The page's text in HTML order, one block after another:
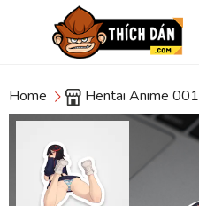
Home Hentai Anime 001